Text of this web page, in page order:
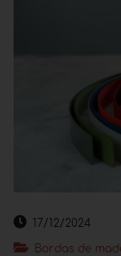
17/12/2024
Bordas de